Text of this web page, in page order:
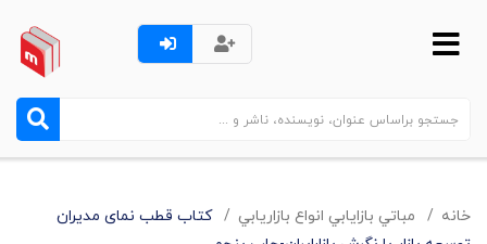
خانه مباتي بازايابي انواع بازاريابي
کتاب قطب نمای مدیران